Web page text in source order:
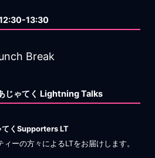
13:30
Break
じゃてく Lightning Talks
てくSupporters LT
ーの方々によるLTをお届けします。